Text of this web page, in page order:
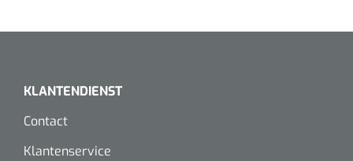
KLANTENDIENST
Contact
Klantenservice